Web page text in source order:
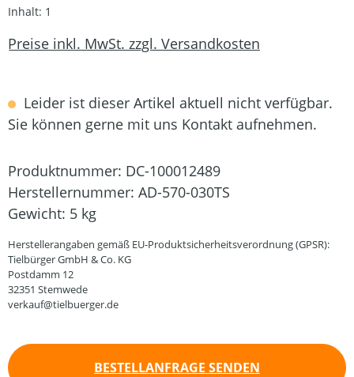
Inhalt: 1
Preise inkl. MwSt. zzgl. Versandkosten
Leider ist dieser Artikel aktuell nicht verfügbar.
Sie können gerne mit uns Kontakt aufnehmen.
Produktnummer: DC-100012489
Herstellernummer: AD-570-030TS
Gewicht: 5 kg
Herstellerangaben gemäß EU-Produktsicherheitsverordnung (GPSR):
Tielbürger GmbH & Co. KG
Postdamm 12
32351 Stemwede
verkauf@tielbuerger.de
BESTELLANFRAGE SENDEN